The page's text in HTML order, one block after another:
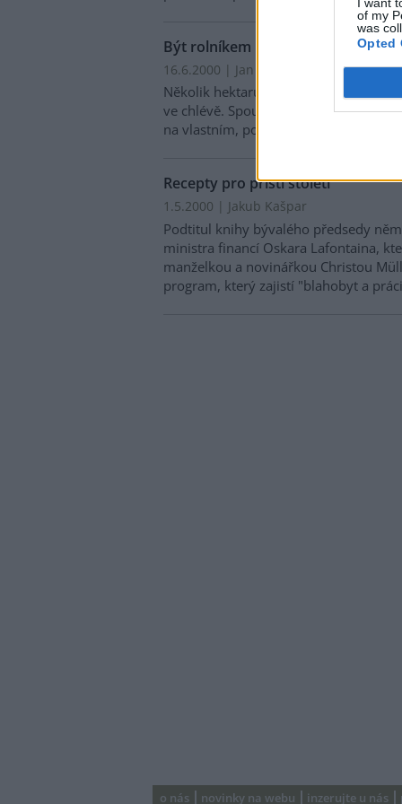
of my
was
Opted
Být rolníkem není přežitek
16.6.2000 | Jan Bouchal
Několik hektarů polí, možná kousek
ve chlévě. Spousta dřiny, strach o
na vlastním, pocit jistoty, pocit
Recepty pro příští století
1.5.2000 | Jakub Kašpar
Podtitul knihy bývalého předsedy
ministra financí Oskara Lafontaina,
manželkou a novinářkou Christou
program, který zajistí "blahobyt a
o nás novinky na webu inzerujte u nás